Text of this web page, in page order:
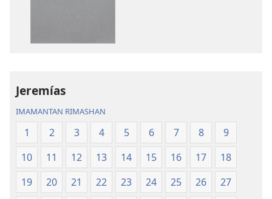
Jeremías
IMAMANTAN RIMASHAN
1 2 3 4 5 6 7 8
9
10
11 12 13 14 15 16 17
18
19
20 21 22 23 24 25 26
27